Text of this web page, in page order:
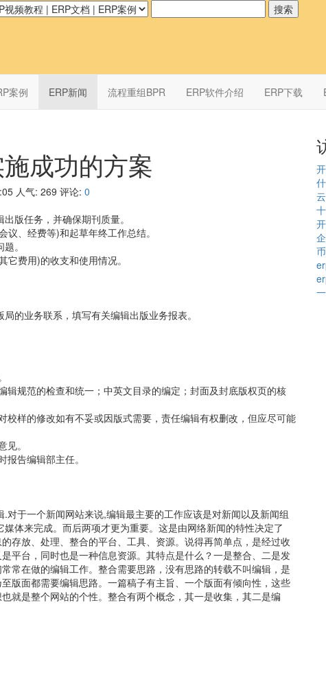
案例 ERP新闻 流程重组BPR ERP软件介绍 ERP下载
成功的方案
人气: 269 评论: 0
版任务，并确保期刊质量。
、经费等)和起草年终工作总结。
。
费用)的收支和使用情况。
的业务联系，填写有关编辑出版业务报表。
规范的检查和统一；中英文目录的编定；封面及封底版权页的核
样的修改如有不妥或因版式需要，责任编辑有权删改，但应尽可能
。
告编辑部主任。
于一个新闻网站来说,编辑最主要的工作应该是对新闻以及新闻组
体来完成。而后两项才更为重要。这是由网络新闻的特性决定了
存放、处理、整合的平台、工具、资源。说得再简单点，是经过收
平台，同时也是一种信息资源。其特点是什么？一是整合、二是发
常在做的编辑工作。整合需要思路，没有思路的转载不叫编辑，是
版面都需要编辑思路。一篇稿子有主旨、一个版面有倾向性，这些
就是整个网站的个性。整合有两个概念，其一是收集，其二是编